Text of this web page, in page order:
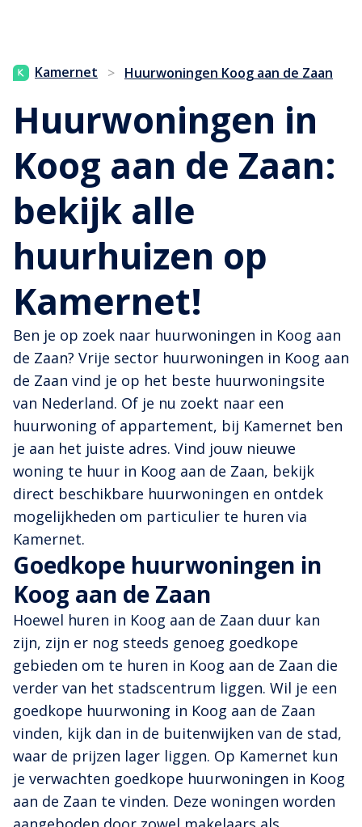
Kamernet > Huurwoningen Koog aan de Zaan
Huurwoningen in
Koog aan de Zaan:
bekijk alle
huurhuizen op
Kamernet!
Ben je op zoek naar huurwoningen in Koog aan
de Zaan? Vrije sector huurwoningen in Koog aan
de Zaan vind je op het beste huurwoningsite
van Nederland. Of je nu zoekt naar een
huurwoning of appartement, bij Kamernet ben
je aan het juiste adres. Vind jouw nieuwe
woning te huur in Koog aan de Zaan, bekijk
direct beschikbare huurwoningen en ontdek
mogelijkheden om particulier te huren via
Kamernet.
Goedkope huurwoningen in
Koog aan de Zaan
Hoewel huren in Koog aan de Zaan duur kan
zijn, zijn er nog steeds genoeg goedkope
gebieden om te huren in Koog aan de Zaan die
verder van het stadscentrum liggen. Wil je een
goedkope huurwoning in Koog aan de Zaan
vinden, kijk dan in de buitenwijken van de stad,
waar de prijzen lager liggen. Op Kamernet kun
je verwachten goedkope huurwoningen in Koog
aan de Zaan te vinden. Deze woningen worden